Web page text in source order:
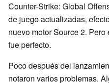
Counter-Strike: Global
de juego actualizadas,
nuevo motor Source 2.
fue perfecto.
Poco después del
notaron varios problemas.